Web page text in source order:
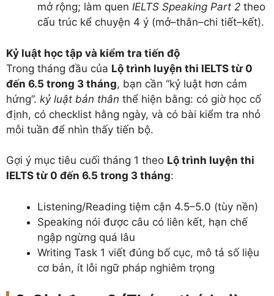
mở rộng; làm quen IELTS Speaking Part 2 theo
cấu trúc kể chuyện 4 ý (mở–thân–chi tiết–kết).
Kỷ luật học tập và kiểm tra tiến độ
Trong tháng đầu của Lộ trình luyện thi IELTS từ 0
đến 6.5 trong 3 tháng, bạn cần “kỷ luật hơn cảm
hứng”. kỷ luật bản thân thể hiện bằng: có giờ học cố
định, có checklist hằng ngày, và có bài kiểm tra nhỏ
mỗi tuần để nhìn thấy tiến bộ.
Gợi ý mục tiêu cuối tháng 1 theo Lộ trình luyện thi
IELTS từ 0 đến 6.5 trong 3 tháng:
Listening/Reading tiệm cận 4.5–5.0 (tùy nền)
Speaking nói được câu có liên kết, hạn chế
ngập ngừng quá lâu
Writing Task 1 viết đúng bố cục, mô tả số liệu
cơ bản, ít lỗi ngữ pháp nghiêm trọng